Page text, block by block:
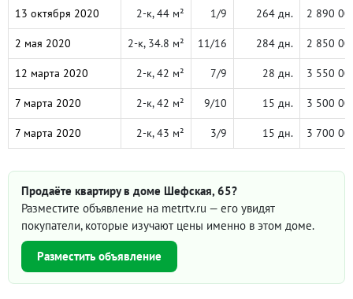
13 октября 2020 2-к, 44 м² 1/9 264 дн. 2 890
2 мая 2020 2-к, 34.8 м² 11/16 284 дн. 2 850
12 марта 2020 2-к, 42 м² 7/9 28 дн. 3 550
7 марта 2020 2-к, 42 м² 9/10 15 дн. 3 500
7 марта 2020 2-к, 43 м² 3/9 15 дн. 3 700
Продаёте квартиру в доме Шефская, 65?
Разместите объявление на metrtv.ru — его увидят
покупатели, которые изучают цены именно в этом доме.
Разместить объявление